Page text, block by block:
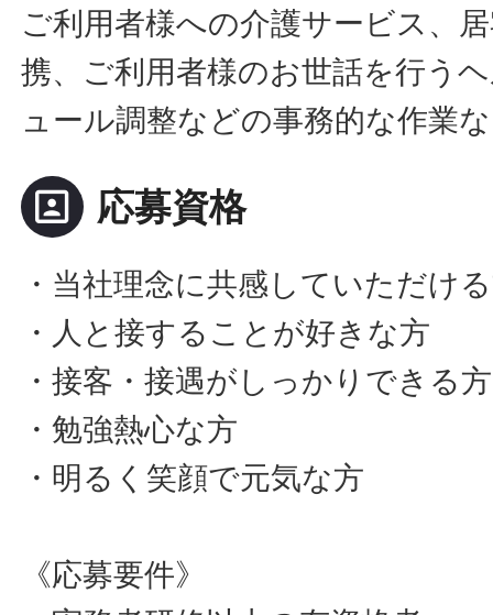
ご利用者様への介護サービス、
携、ご利用者様のお世話を行う
ュール調整などの事務的な作業
portrait 応募資格
・当社理念に共感していただけ
・人と接することが好きな方
・接客・接遇がしっかりできる方
・勉強熱心な方
・明るく笑顔で元気な方
《応募要件》